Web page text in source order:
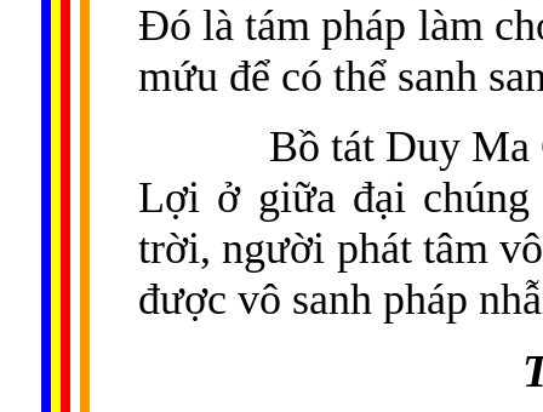
Đó là tám pháp làm
mứu để có thể sanh
Bồ tát Duy
Lợi ở giữa đại
trời, người phát tâm
được vô sanh pháp